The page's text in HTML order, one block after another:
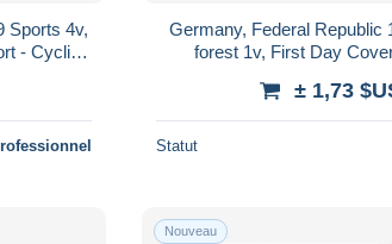
Sports 4v,
- Cycling
Germany, Federal Republic
forest 1v, First Day
± 1,73
Statut
Nouveau